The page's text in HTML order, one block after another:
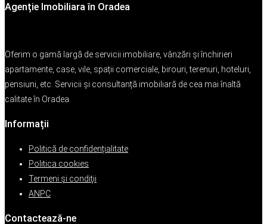
Agenție Imobiliara în Oradea
Oferim o gamă largă de servicii imobiliare, vânzări și închirieri
apartamente, case, vile, spații comerciale, birouri, terenuri, hoteluri,
pensiuni, etc. Servicii și consultanță imobiliară de cea mai înaltă
calitate în Oradea.
Informații
Politică de confidențialitate
Politica cookies
Termeni şi condiţii
ANPC
Contactează-ne